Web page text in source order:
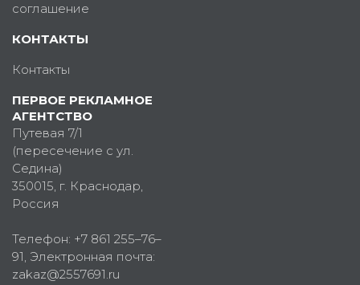
соглашение
КОНТАКТЫ
Контакты
ПЕРВОЕ РЕКЛАМНОЕ
АГЕНТСТВО
Путевая 7/1
(пересечение с ул.
Седина)
350015, г. Краснодар,
Россия
Телефон: +7 861 255–76–
91, Электронная почта:
zakaz@2557691.ru